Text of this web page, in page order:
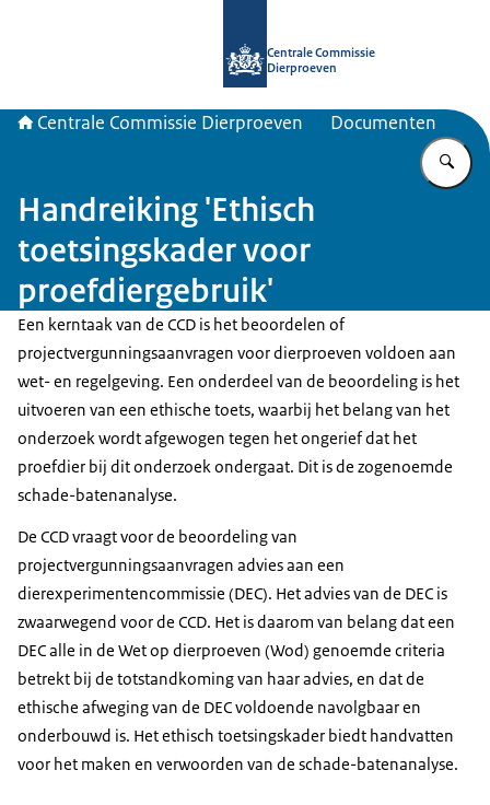
Centrale Commissie
Dierproeven
Centrale Commissie Dierproeven Documenten
Handreiking 'Ethisch
toetsingskader voor
proefdiergebruik'
Een kerntaak van de CCD is het beoordelen of
projectvergunningsaanvragen voor dierproeven voldoen aan
wet- en regelgeving. Een onderdeel van de beoordeling is het
uitvoeren van een ethische toets, waarbij het belang van het
onderzoek wordt afgewogen tegen het ongerief dat het
proefdier bij dit onderzoek ondergaat. Dit is de zogenoemde
schade-batenanalyse.
De CCD vraagt voor de beoordeling van
projectvergunningsaanvragen advies aan een
dierexperimentencommissie (DEC). Het advies van de DEC is
zwaarwegend voor de CCD. Het is daarom van belang dat een
DEC alle in de Wet op dierproeven (Wod) genoemde criteria
betrekt bij de totstandkoming van haar advies, en dat de
ethische afweging van de DEC voldoende navolgbaar en
onderbouwd is. Het ethisch toetsingskader biedt handvatten
voor het maken en verwoorden van de schade-batenanalyse.